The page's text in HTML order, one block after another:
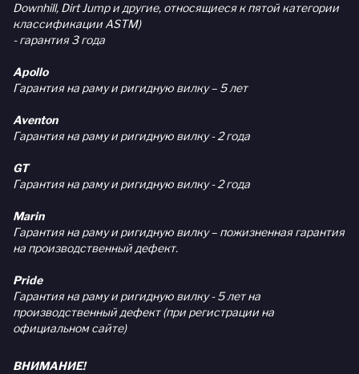
Downhill, Dirt Jump и другие, относящиеся к пятой категории
классификации ASTM)
- гарантия 3 года
Apollo
Гарантия на раму и ригидную вилку – 5 лет
Aventon
Гарантия на раму и ригидную вилку - 2 года
GT
Гарантия на раму и ригидную вилку - 2 года
Marin
Гарантия на раму и ригидную вилку – пожизненная гарантия
на производственный дефект.
Pride
Гарантия на раму и ригидную вилку - 5 лет на
производственный дефект (при регистрации на
официальном сайте)
ВНИМАНИЕ!